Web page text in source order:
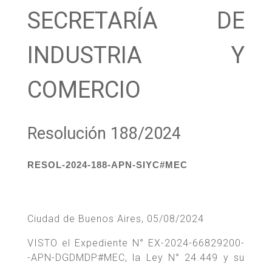
SECRETARÍA DE
INDUSTRIA Y
COMERCIO
Resolución 188/2024
RESOL-2024-188-APN-SIYC#MEC
Ciudad de Buenos Aires, 05/08/2024
VISTO el Expediente N° EX-2024-66829200-
-APN-DGDMDP#MEC, la Ley N° 24.449 y su